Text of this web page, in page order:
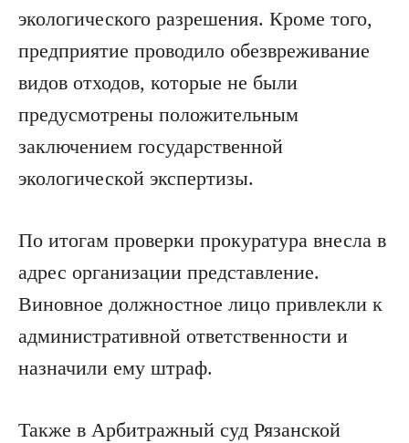
экологического разрешения. Кроме того,
предприятие проводило обезвреживание
видов отходов, которые не были
предусмотрены положительным
заключением государственной
экологической экспертизы.
По итогам проверки прокуратура внесла в
адрес организации представление.
Виновное должностное лицо привлекли к
административной ответственности и
назначили ему штраф.
Также в Арбитражный суд Рязанской